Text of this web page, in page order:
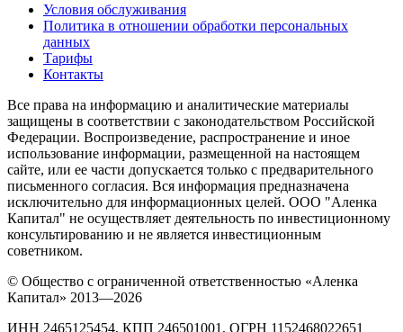
Условия обслуживания
Политика в отношении обработки персональных
данных
Тарифы
Контакты
Все права на информацию и аналитические материалы
защищены в соответствии с законодательством Российской
Федерации. Воспроизведение, распространение и иное
использование информации, размещенной на настоящем
сайте, или ее части допускается только с предварительного
письменного согласия. Вся информация предназначена
исключительно для информационных целей. ООО "Аленка
Капитал" не осуществляет деятельность по инвестиционному
консультированию и не является инвестиционным
советником.
© Общество с ограниченной ответственностью «Аленка
Капитал» 2013—2026
ИНН 2465125454, КПП 246501001, ОГРН 1152468022651